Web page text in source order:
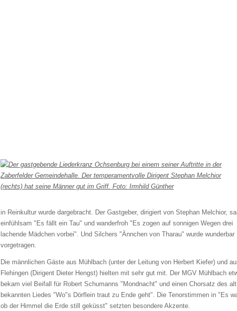
in Reinkultur wurde dargebracht. Der Gastgeber, dirigiert von Stephan Melchior,
einfühlsam "Es fällt ein Tau" und wanderfroh "Es zogen auf sonnigen Wegen drei
lachende Mädchen vorbei". Und Silchers "Ännchen von Tharau" wurde wunderbar
vorgetragen.
Die männlichen Gäste aus Mühlbach (unter der Leitung von Herbert Kiefer) und
Flehingen (Dirigent Dieter Hengst) hielten mit sehr gut mit. Der MGV Mühlbach
bekam viel Beifall für Robert Schumanns "Mondnacht" und einen Chorsatz des alt
bekannten Liedes "Wo"s Dörflein traut zu Ende geht". Die Tenorstimmen in "Es
ob der Himmel die Erde still geküsst" setzten besondere Akzente.